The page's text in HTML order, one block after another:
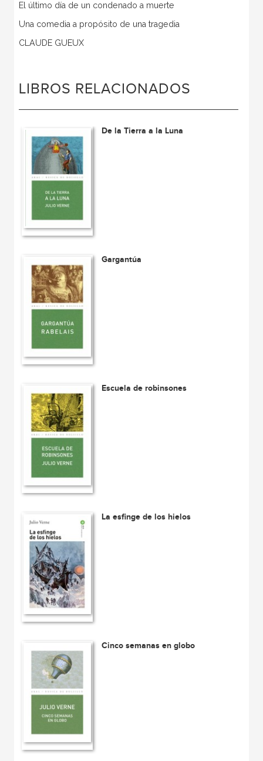
El último día de un condenado a muerte
Una comedia a propósito de una tragedia
CLAUDE GUEUX
LIBROS RELACIONADOS
De la Tierra a la Luna
Gargantúa
Escuela de robinsones
La esfinge de los hielos
Cinco semanas en globo